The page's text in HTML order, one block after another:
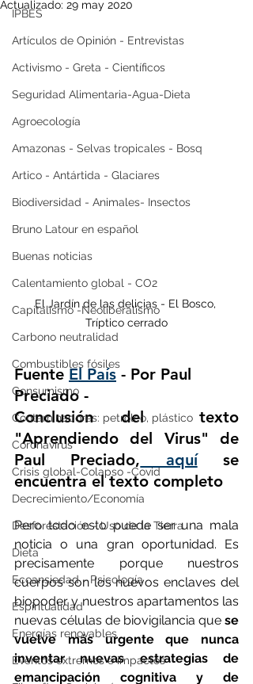
IPBES
Artículos de Opinión - Entrevistas
Activismo - Greta - Científicos
Seguridad Alimentaria-Agua-Dieta
Agroecología
Amazonas - Selvas tropicales - Bosq
Artico - Antártida - Glaciares
Biodiversidad - Animales- Insectos
Bruno Latour en español
Buenas noticias
Calentamiento global - CO2
Capitalismo -Neoliberalismo
Carbono neutralidad
Combustibles fósiles
Consumismo
Contaminadores: petróleo, plástico
Coronavirus
Crisis global-Colapso -Covid
Decrecimiento/Economía
Desforestación - Uso de la Tierra
Dieta
Ecoansiedad - Psicología
Espiritualidad
Energías renovables
Eventos extremos e impactos
Actualizado: 29 may 2020
El Jardín de las delicias - El Bosco,
Tríptico cerrado
Fuente El País - Por Paul
Preciado -
Conclusión del  texto
"Aprendiendo del Virus" de
Paul Preciado, aquí se
encuentra el texto completo
Pero todo esto puede ser una mala
noticia o una gran oportunidad. Es
precisamente porque nuestros
cuerpos son los nuevos enclaves del
biopoder y nuestros apartamentos las
nuevas células de biovigilancia que se
vuelve más urgente que nunca
inventar nuevas estrategias de
emancipación cognitiva y de